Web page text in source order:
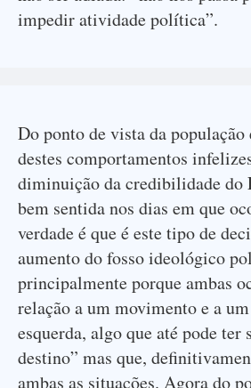
impedir atividade política”.
Do ponto de vista da
destes comportamentos
diminuição da credibilidade do
bem sentida nos dias em que
verdade é que é este tipo de
aumento do fosso ideológico
principalmente porque ambas
relação a um movimento e a
esquerda, algo que até pode ter
destino” mas que,
ambas as situações. Agora do